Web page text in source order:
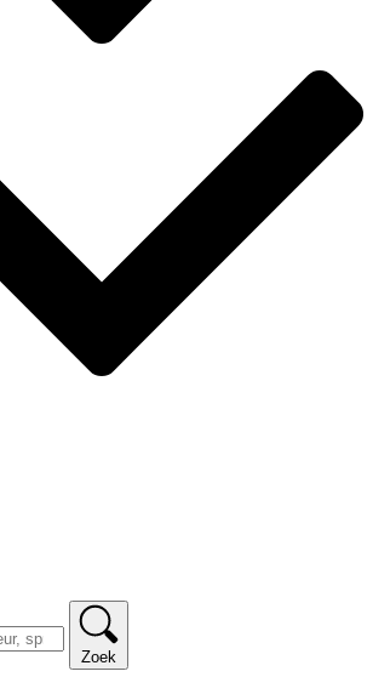
Zoek